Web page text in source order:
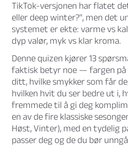
TikTok-versjonen har flatet
eller deep winter?", men det
systemet er ekte: varme vs
dyp valør, myk vs klar kroma.
Denne quizen kjører 13
faktisk betyr noe — fargen på
ditt, hvilke smykker som får
hvilken hvit du ser bedre ut i,
fremmede til å gi deg
en av de fire klassiske
Høst, Vinter), med en tydelig
passer deg og de du bør